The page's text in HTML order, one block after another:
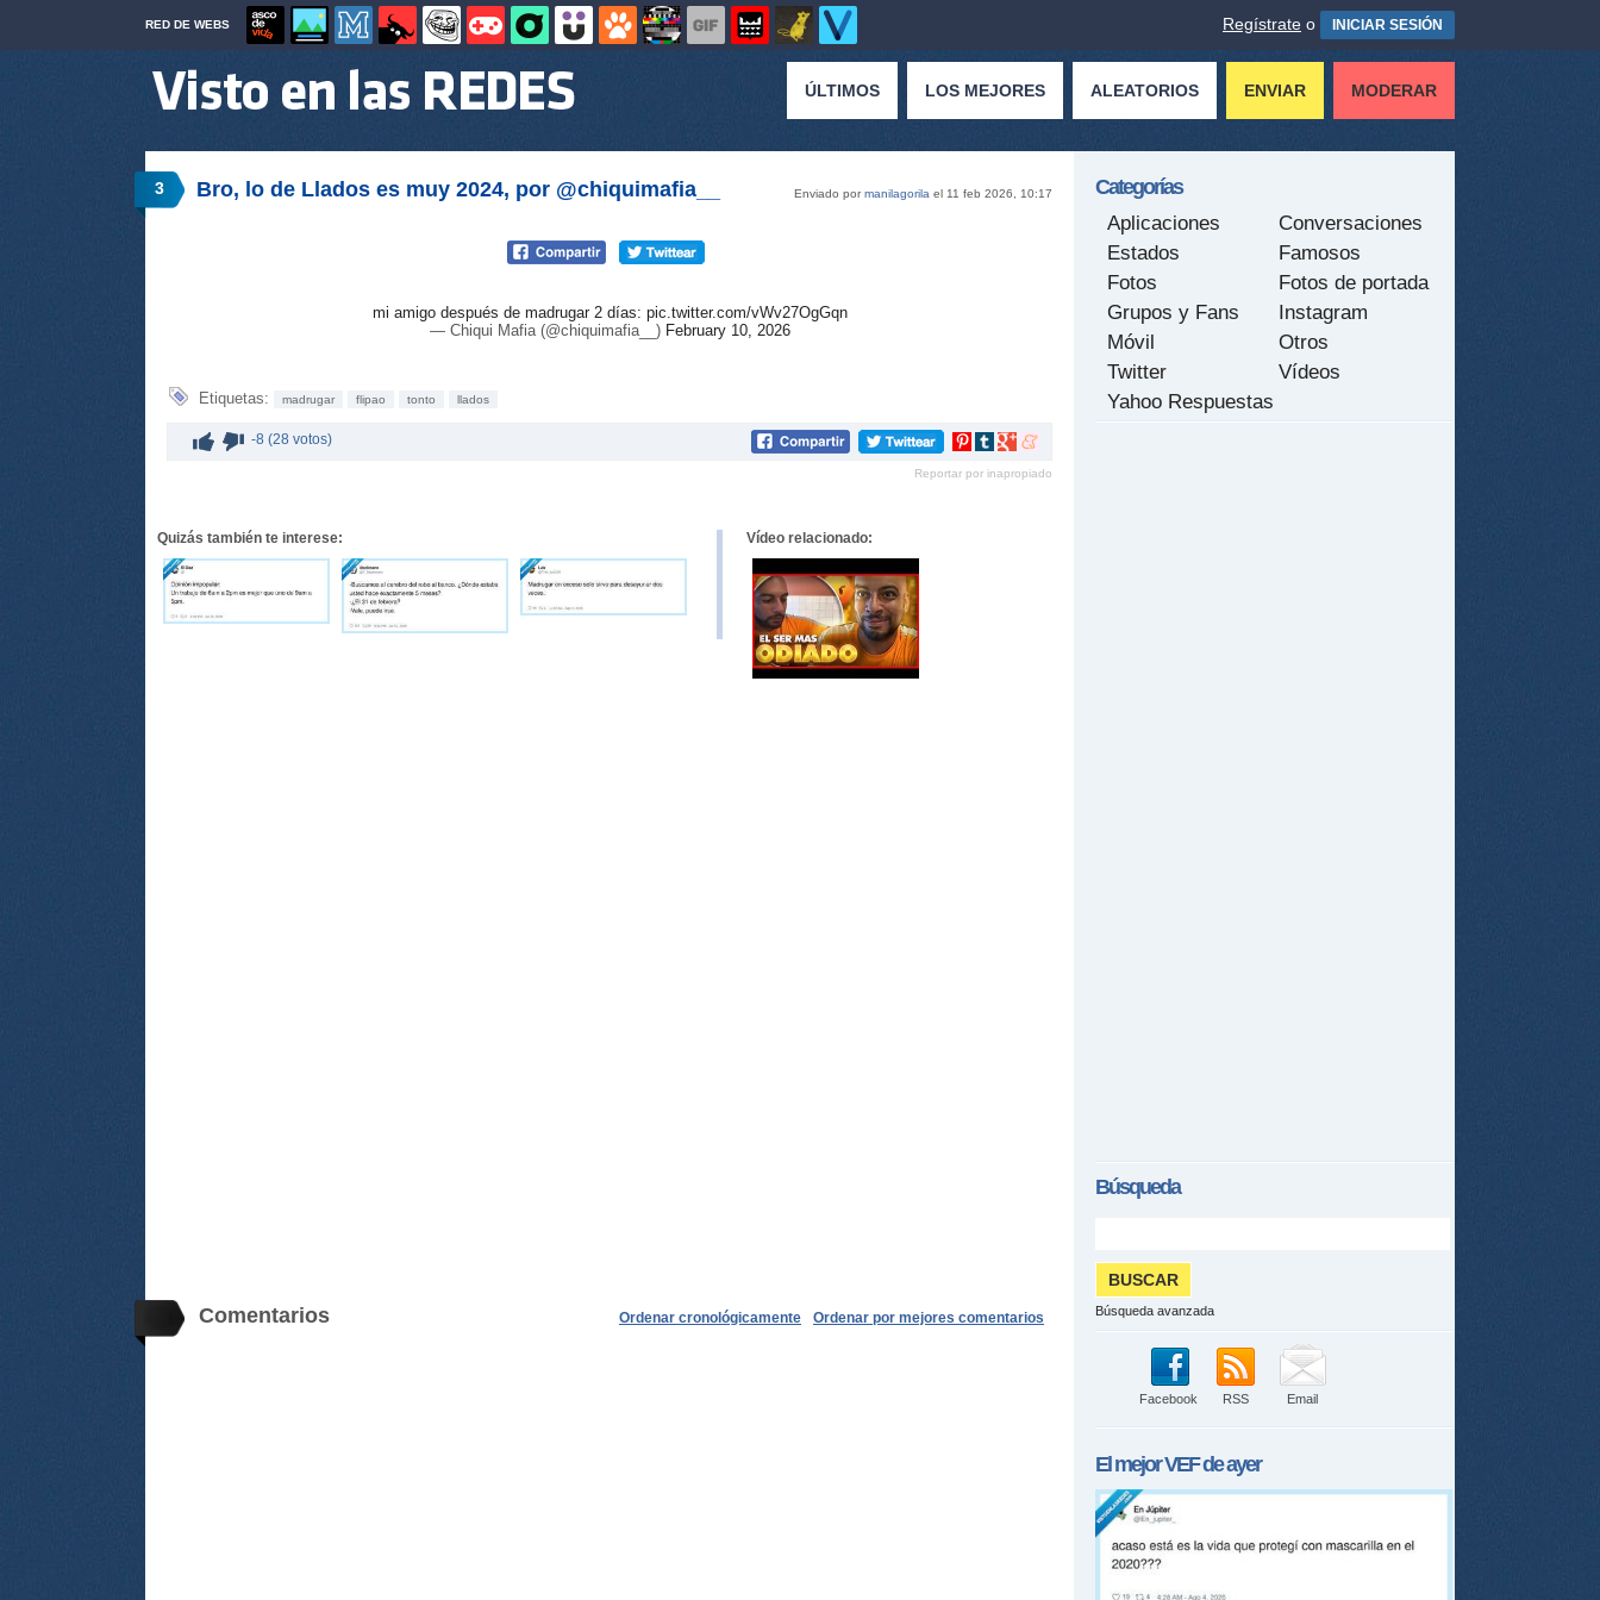
RED DE WEBS Regístrate o INICIAR SESIÓN
ÚLTIMOS LOS MEJORES ALEATORIOS ENVIAR MODERAR
3 Enviado pormanilagorila el 11 feb 2026, 10:17
Bro, lo de Llados es muy 2024, por @chiquimafia__
mi amigo después de madrugar 2 días: pic.twitter.com/vWv27OgGqn
— Chiqui Mafia (@chiquimafia__) February 10, 2026
Etiquetas: madrugar flipao tonto llados
-8 (28 votos)
Compartir
Pinterest
Compartir
tumblr
Compartir
Google+
Compartir
meneame
Reportar por inapropiado
Quizás también te interese: Vídeo relacionado:
Comentarios Ordenar por mejores comentarios
Ordenar cronológicamente
Categorías
Aplicaciones
Conversaciones
Estados
Famosos
Fotos
Fotos de portada
Grupos y Fans
Instagram
Móvil
Otros
Twitter
Vídeos
Yahoo Respuestas
Búsqueda
Búsqueda avanzada
Facebook RSS Email
El mejorVEFde ayer